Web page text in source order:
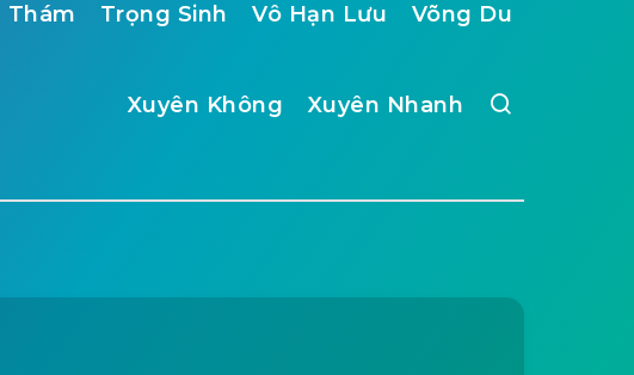
Thám Trọng Sinh Vô Hạn Lưu Võng Du
Xuyên Không Xuyên Nhanh